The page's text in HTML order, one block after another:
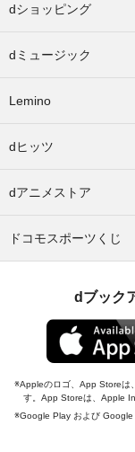
dショッピング
dミュージック
Lemino
dヒッツ
dアニメストア
ドコモスポーツくじ
dブック
Appleのロゴ、App Storeは
す。App Storeは、Apple
Google Play および Google